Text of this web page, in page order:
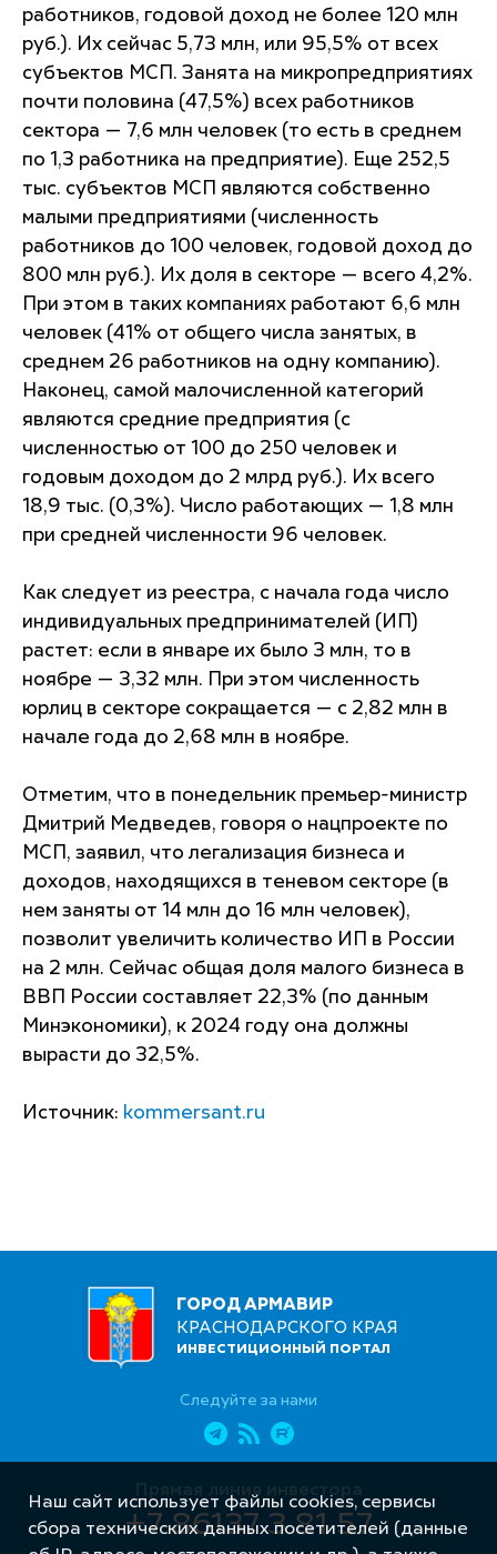
работников, годовой доход не более 120 млн
руб.). Их сейчас 5,73 млн, или 95,5% от всех
субъектов МСП. Занята на микропредприятиях
почти половина (47,5%) всех работников
сектора — 7,6 млн человек (то есть в среднем
по 1,3 работника на предприятие). Еще 252,5
тыс. субъектов МСП являются собственно
малыми предприятиями (численность
работников до 100 человек, годовой доход до
800 млн руб.). Их доля в секторе — всего 4,2%.
При этом в таких компаниях работают 6,6 млн
человек (41% от общего числа занятых, в
среднем 26 работников на одну компанию).
Наконец, самой малочисленной категорий
являются средние предприятия (с
численностью от 100 до 250 человек и
годовым доходом до 2 млрд руб.). Их всего
18,9 тыс. (0,3%). Число работающих — 1,8 млн
при средней численности 96 человек.
Как следует из реестра, с начала года число
индивидуальных предпринимателей (ИП)
растет: если в январе их было 3 млн, то в
ноябре — 3,32 млн. При этом численность
юрлиц в секторе сокращается — с 2,82 млн в
начале года до 2,68 млн в ноябре.
Отметим, что в понедельник премьер-министр
Дмитрий Медведев, говоря о нацпроекте по
МСП, заявил, что легализация бизнеса и
доходов, находящихся в теневом секторе (в
нем заняты от 14 млн до 16 млн человек),
позволит увеличить количество ИП в России
на 2 млн. Сейчас общая доля малого бизнеса в
ВВП России составляет 22,3% (по данным
Минэкономики), к 2024 году она должны
вырасти до 32,5%.
Источник: kommersant.ru
ГОРОД АРМАВИР
КРАСНОДАРСКОГО КРАЯ
ИНВЕСТИЦИОННЫЙ ПОРТАЛ
Следуйте за нами
Прямая линия инвестора
+7 86137 3 81 57
Наш сайт использует файлы cookies, сервисы
сбора технических данных посетителей (данные